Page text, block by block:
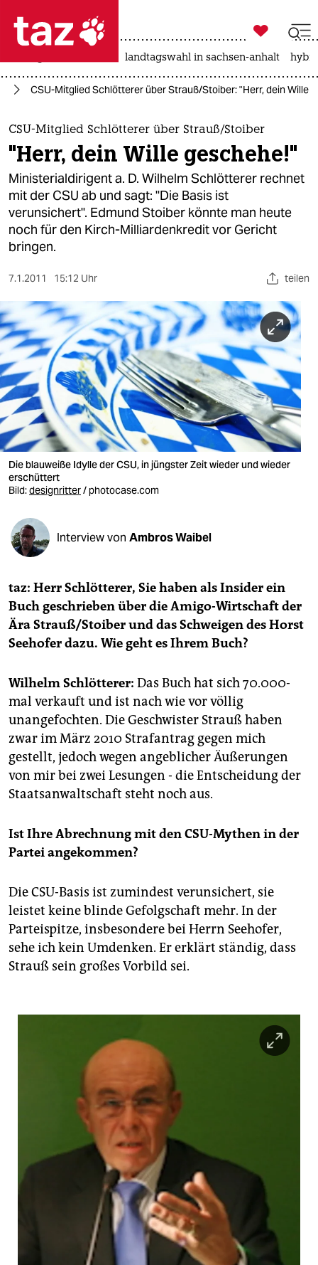
 taz zahl ich
taz zahl ich
themen
politik
öko
gesellschaft
kultur
berlin
nord
wahrheit
verlag
verlag
veranstaltungen
shop
fragen & hilfe
unterstützen
abo
genossenschaft
epaper login

taz zahl ich
landtagswahl in sachsen-anhalt
CSU-Mitglied Schlötterer über Strauß/Stoiber: "Herr, dein Wille
CSU-Mitglied Schlötterer über Strauß/Stoiber
"Herr, dein Wille geschehe!"
Ministerialdirigent a. D. Wilhelm Schlötterer rechnet
mit der CSU ab und sagt: "Die Basis ist
verunsichert". Edmund Stoiber könnte man heute
noch für den Kirch-Milliardenkredit vor Gericht
bringen.
7.1.2011 15:12 Uhr teilen
Die blauweiße Idylle der CSU, in jüngster Zeit wieder und wieder
erschüttert
Bild:designritter/ photocase.com
Interview von Ambros Waibel
taz: Herr Schlötterer, Sie haben als Insider ein
Buch geschrieben über die Amigo-Wirtschaft der
Ära Strauß/Stoiber und das Schweigen des Horst
Seehofer dazu. Wie geht es Ihrem Buch?
Wilhelm Schlötterer: Das Buch hat sich 70.000-
mal verkauft und ist nach wie vor völlig
unangefochten. Die Geschwister Strauß haben
zwar im März 2010 Strafantrag gegen mich
gestellt, jedoch wegen angeblicher Äußerungen
von mir bei zwei Lesungen - die Entscheidung der
Staatsanwaltschaft steht noch aus.
Ist Ihre Abrechnung mit den CSU-Mythen in der
Partei angekommen?
Die CSU-Basis ist zumindest verunsichert, sie
leistet keine blinde Gefolgschaft mehr. In der
Parteispitze, insbesondere bei Herrn Seehofer,
sehe ich kein Umdenken. Er erklärt ständig, dass
Strauß sein großes Vorbild sei.